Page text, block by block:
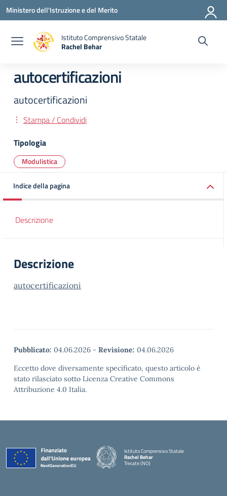
Vai ai contenuti
Vai al menu di navigazione
Vai al footer
Ministero dell'Istruzione e del Merito
Istituto Comprensivo Statale
Rachel Behar
autocertificazioni
autocertificazioni
Stampa / Condividi
Tipologia
Modulistica
Indice della pagina
Descrizione
Descrizione
autocertificazioni
Pubblicato: 04.06.2026 - Revisione: 04.06.2026
Eccetto dove diversamente specificato, questo articolo è
stato rilasciato sotto Licenza Creative Commons
Attribuzione 4.0 Italia.
Istituto Comprensivo Statale
Rachel Behar
Trecate (NO)